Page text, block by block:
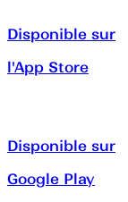
Disponible sur
l'App Store
Disponible sur
Google Play